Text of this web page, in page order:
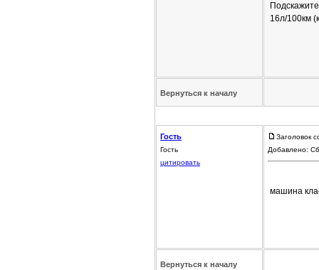
16л/100км
Вернуться к началу
Гость
Гость
цитировать
Заголовок
Добавлено:
машина
Вернуться к началу